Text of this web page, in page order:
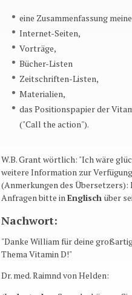
eine Zusammenfassung
Internet-Seiten,
Vorträge,
Bücher-Listen
Zeitschriften-Listen,
Materialien,
das Positionspapier der
("Call the action").
W.B. Grant wörtlich: "Ich wäre
weitere Information zur
(Anmerkungen des
Anfragen bitte inEnglisch über
Nachwort:
"Danke William für deine
Thema Vitamin D!"
Dr. med. Raimnd von Helden: